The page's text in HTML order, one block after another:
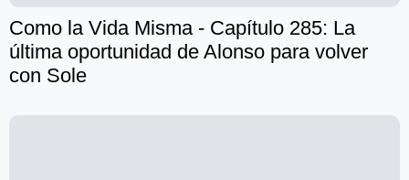
Como la Vida Misma - Capítulo 285: La
última oportunidad de Alonso para volver
con Sole